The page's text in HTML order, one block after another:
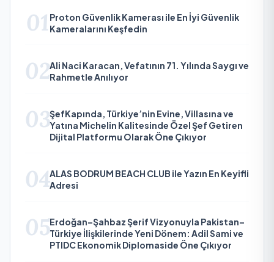
01 Proton Güvenlik Kamerası ile En İyi Güvenlik
Kameralarını Keşfedin
02Ali Naci Karacan, Vefatının 71. Yılında Saygı ve
Rahmetle Anılıyor
03ŞefKapında, Türkiye’nin Evine, Villasına ve
Yatına Michelin Kalitesinde Özel Şef Getiren
Dijital Platformu Olarak Öne Çıkıyor
04ALAS BODRUM BEACH CLUB ile Yazın En Keyifli
Adresi
05Erdoğan–Şahbaz Şerif Vizyonuyla Pakistan–
Türkiye İlişkilerinde Yeni Dönem: Adil Sami ve
PTIDC Ekonomik Diplomaside Öne Çıkıyor